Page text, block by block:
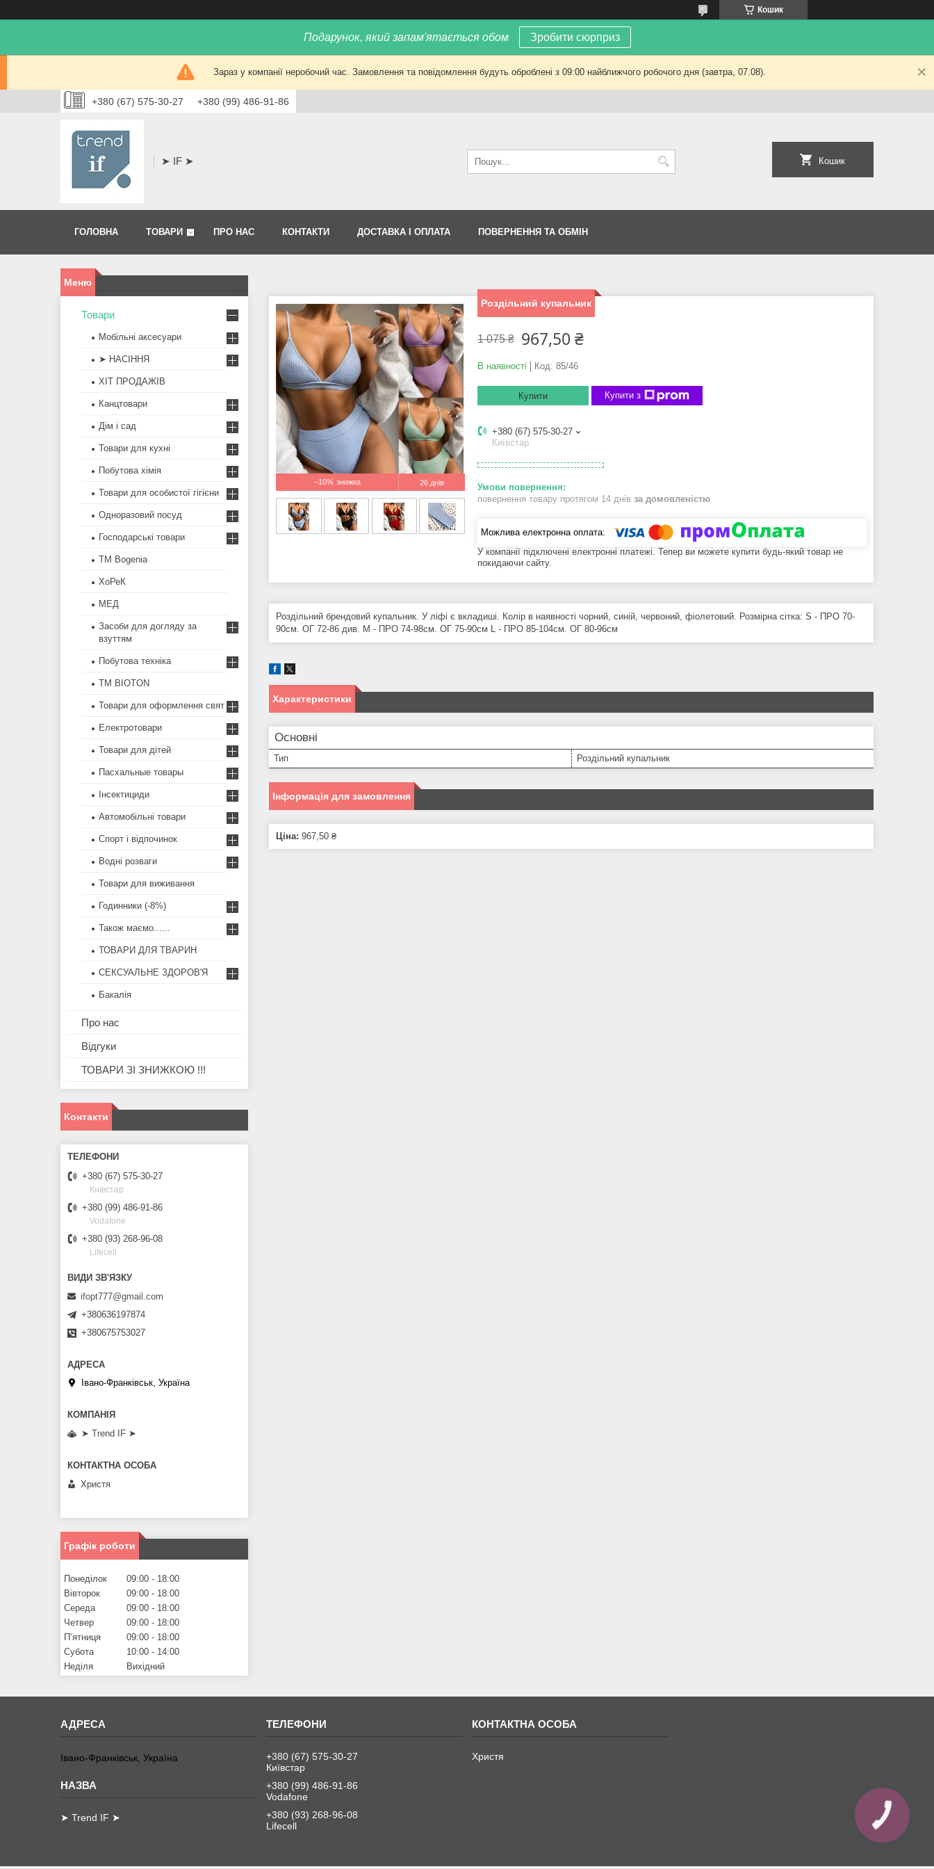
Кошик
Подарунок, який запам'ятається обом Зробити сюрприз
Зараз у компанії неробочий час. Замовлення та повідомлення будуть оброблені з 09:00 найближчого робочого дня (завтра, 07.08).
+380 (67) 575-30-27 +380 (99) 486-91-86
➤ IF ➤ Кошик
ГОЛОВНА ТОВАРИ ПРО НАС КОНТАКТИ ДОСТАВКА І ОПЛАТА ПОВЕРНЕННЯ ТА ОБМІН
–10% 26 днів
Роздільний купальник
1 075 ₴ 967,50 ₴
В наявності Код: 85/46
Купити Купити з
+380 (67) 575-30-27
Київстар
повернення товару протягом 14 днів за домовленістю
У компанії підключені електронні платежі. Тепер ви можете купити будь-який товар не
покидаючи сайту.
Роздільний брендовий купальник. У ліфі є вкладиші. Колір в наявності чорний, синій, червоний, фіолетовий. Розмірна сітка: S - ПРО 70-
90см. ОГ 72-86 див. M - ПРО 74-98см. ОГ 75-90см L - ПРО 85-104см. ОГ 80-96см
Характеристики
Основні
Тип Роздільний купальник
Інформація для замовлення
Ціна: 967,50 ₴
Товари
Мобільні аксесуари
➤ НАСІННЯ
ХІТ ПРОДАЖІВ
Канцтовари
Дім і сад
Товари для кухні
Побутова хімія
Товари для особистої гігієни
Одноразовий посуд
Господарські товари
ТМ Bogenia
ХоРеК
МЕД
Засоби для догляду за
взуттям
Побутова техніка
ТМ BIOTON
Товари для оформлення свят
Електротовари
Товари для дітей
Пасхальные товары
Інсектициди
Автомобільні товари
Спорт і відпочинок
Водні розваги
Товари для виживання
Годинники (-8%)
Також маємо......
ТОВАРИ ДЛЯ ТВАРИН
СЕКСУАЛЬНЕ ЗДОРОВ'Я
Бакалія
Про нас
Відгуки
ТОВАРИ ЗІ ЗНИЖКОЮ !!!
Контакти
+380 (67) 575-30-27
Київстар
+380 (99) 486-91-86
Vodafone
+380 (93) 268-96-08
Lifecell
ifopt777@gmail.com
+380636197874
+380675753027
Івано-Франківськ, Україна
➤ Trend IF ➤
Христя
Графік роботи
Понеділок 09:00
18:00
Вівторок
09:00
18:00
Середа
09:00
18:00
Четвер
09:00
18:00
Пʼятниця
09:00
18:00
Субота
10:00
14:00
Неділя
Вихідний
Івано-Франківськ, Україна
➤ Trend IF ➤
+380 (67) 575-30-27
Київстар
+380 (99) 486-91-86
Vodafone
+380 (93) 268-96-08
Lifecell
Христя